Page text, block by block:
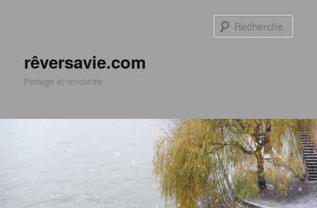
rêversavie.com
Partage et rencontre